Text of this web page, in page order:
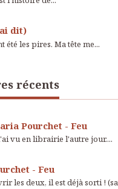
dit)
été les pires. Ma tête me...
récents
Pourchet - Feu
vu en librairie l'autre jour....
- Feu
les deux, il est déjà sorti !